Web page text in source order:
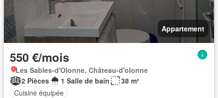
Appartement
550 €/mois
Les Sables-d'Olonne, Château-d'olonne
2 Pièces
1 Salle de bain
38 m²
Cuisine équipée